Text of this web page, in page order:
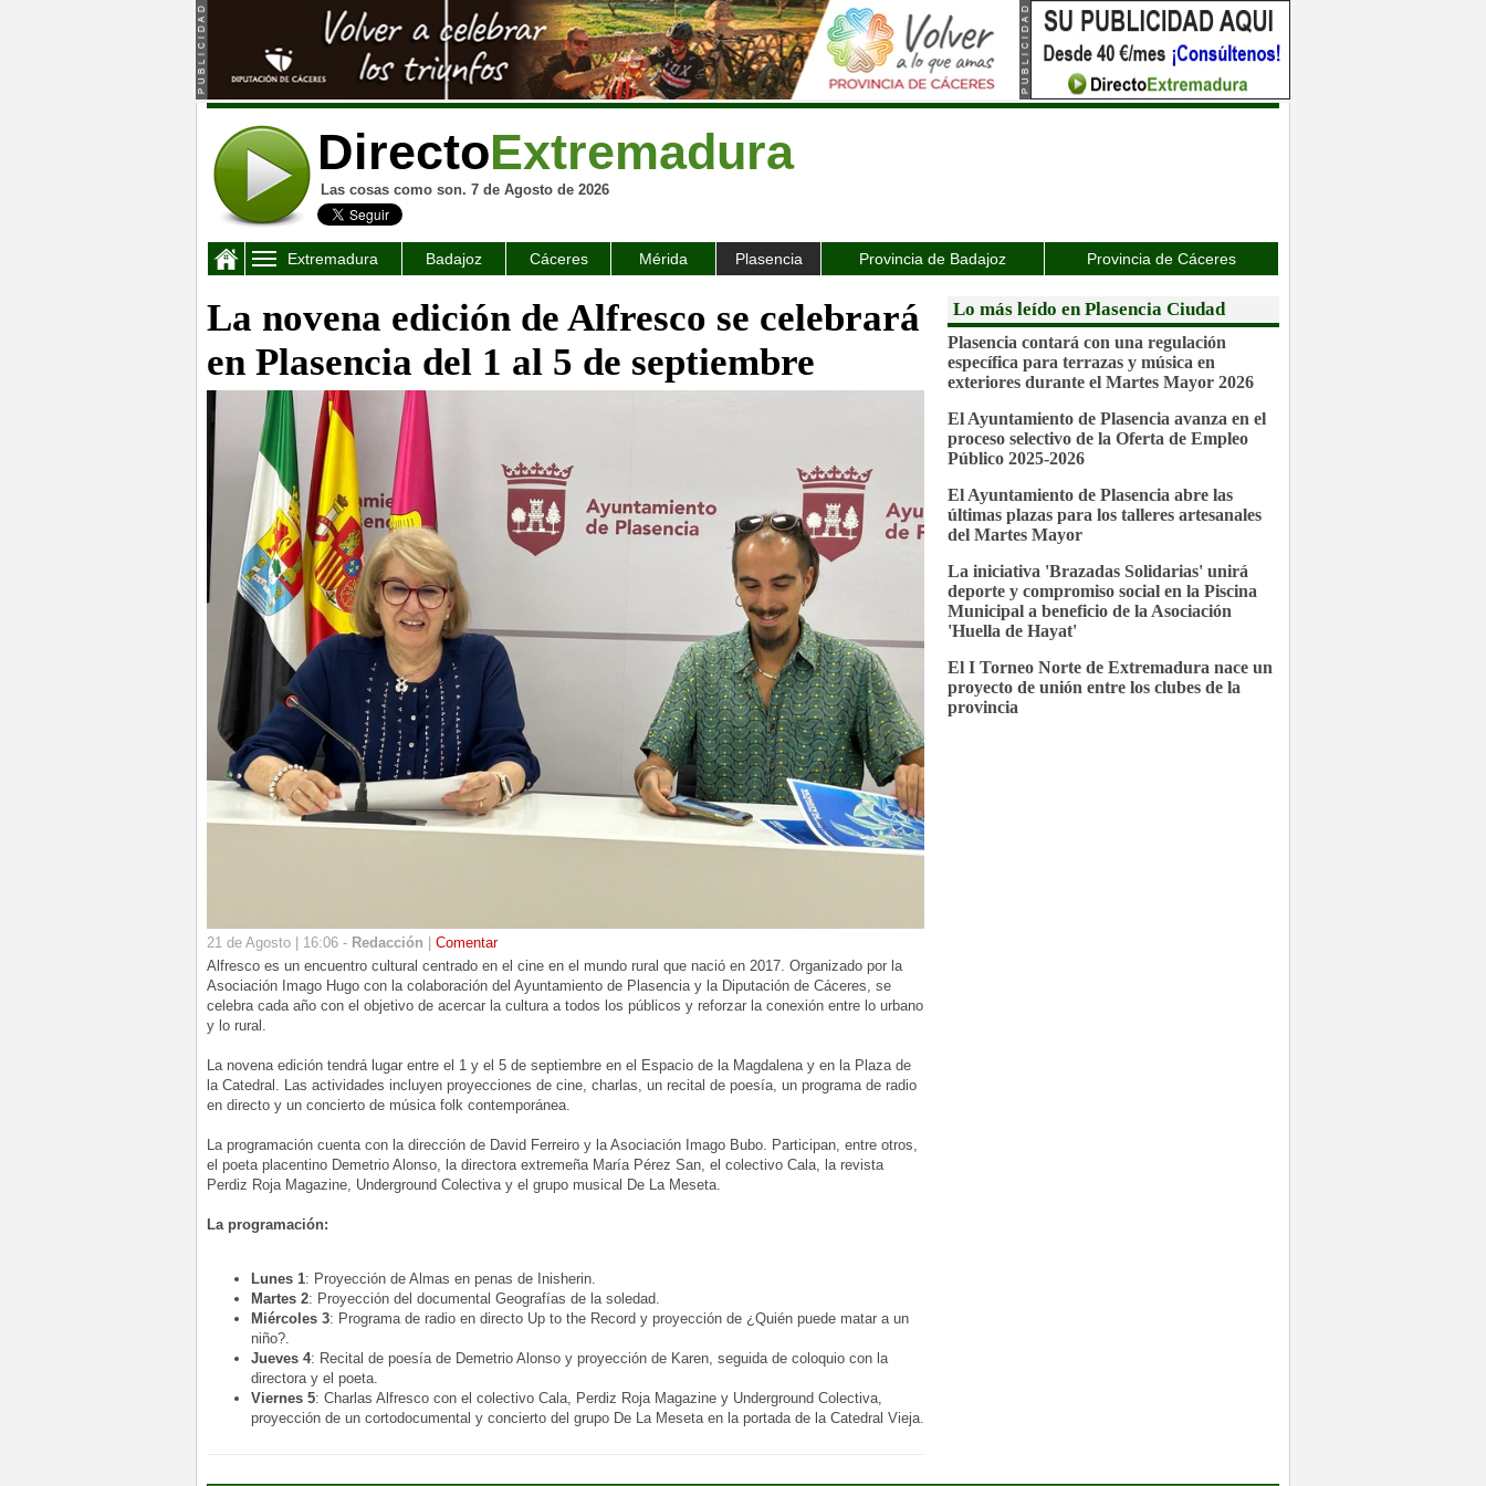
DirectoExtremadura
Las cosas como son. 7 de Agosto de 2026
Extremadura Badajoz Cáceres Mérida Plasencia Provincia de Badajoz Provincia de Cáceres
La novena edición de Alfresco se celebrará
en Plasencia del 1 al 5 de septiembre
21 de Agosto | 16:06 - Redacción
Comentar
Alfresco es un encuentro cultural centrado en el cine en el mundo rural que nació en 2017. Organizado por la
Asociación Imago Hugo con la colaboración del Ayuntamiento de Plasencia y la Diputación de Cáceres, se
celebra cada año con el objetivo de acercar la cultura a todos los públicos y reforzar la conexión entre lo urbano
y lo rural.
La novena edición tendrá lugar entre el 1 y el 5 de septiembre en el Espacio de la Magdalena y en la Plaza de
la Catedral. Las actividades incluyen proyecciones de cine, charlas, un recital de poesía, un programa de radio
en directo y un concierto de música folk contemporánea.
La programación cuenta con la dirección de David Ferreiro y la Asociación Imago Bubo. Participan, entre otros,
el poeta placentino Demetrio Alonso, la directora extremeña María Pérez San, el colectivo Cala, la revista
Perdiz Roja Magazine, Underground Colectiva y el grupo musical De La Meseta.
La programación:
Lunes 1: Proyección de Almas en penas de Inisherin.
Martes 2: Proyección del documental Geografías de la soledad.
Miércoles 3: Programa de radio en directo Up to the Record y proyección de ¿Quién puede matar a un
niño?.
Jueves 4: Recital de poesía de Demetrio Alonso y proyección de Karen, seguida de coloquio con la
directora y el poeta.
Viernes 5: Charlas Alfresco con el colectivo Cala, Perdiz Roja Magazine y Underground Colectiva,
proyección de un cortodocumental y concierto del grupo De La Meseta en la portada de la Catedral Vieja.
Lo más leído en Plasencia Ciudad
Plasencia contará con una regulación
específica para terrazas y música en
exteriores durante el Martes Mayor 2026
El Ayuntamiento de Plasencia avanza en el
proceso selectivo de la Oferta de Empleo
Público 2025-2026
El Ayuntamiento de Plasencia abre las
últimas plazas para los talleres artesanales
del Martes Mayor
La iniciativa 'Brazadas Solidarias' unirá
deporte y compromiso social en la Piscina
Municipal a beneficio de la Asociación
'Huella de Hayat'
El I Torneo Norte de Extremadura nace un
proyecto de unión entre los clubes de la
provincia